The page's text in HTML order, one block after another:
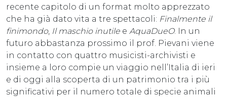
recente capitolo di un format molto apprezzato
che ha già dato vita a tre spettacoli: Finalmente il
finimondo, Il maschio inutile e AquaDueO. In un
futuro abbastanza prossimo il prof. Pievani viene
in contatto con quattro musicisti-archivisti e
insieme a loro compie un viaggio nell’Italia di ieri
e di oggi alla scoperta di un patrimonio tra i più
significativi per il numero totale di specie animali